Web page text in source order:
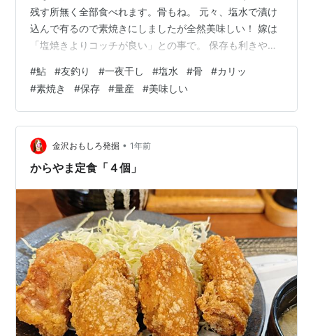
残す所無く全部食べれます。骨もね。 元々、塩水で漬け
込んで有るので素焼きにしましたが全然美味しい！ 嫁は
「塩焼きよりコッチが良い」との事で。 保存も利きやす
らいに釣れれば良いんですけどね＾＾； まだまだ道のり
は遠いです。
#鮎 #友釣り #一夜干し #塩水 #骨 #カリッ
#素焼き #保存 #量産 #美味しい
金沢おもしろ発掘 • 1年前
からやま定食「４個」